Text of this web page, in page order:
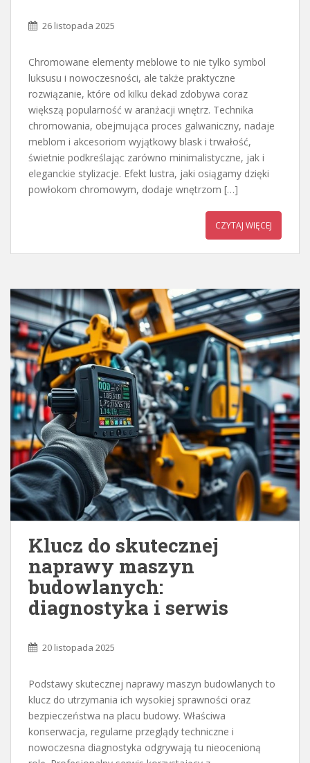
26 listopada 2025
Chromowane elementy meblowe to nie tylko symbol
luksusu i nowoczesności, ale także praktyczne
rozwiązanie, które od kilku dekad zdobywa coraz
większą popularność w aranżacji wnętrz. Technika
chromowania, obejmująca proces galwaniczny, nadaje
meblom i akcesoriom wyjątkowy blask i trwałość,
świetnie podkreślając zarówno minimalistyczne, jak i
eleganckie stylizacje. Efekt lustra, jaki osiągamy dzięki
powłokom chromowym, dodaje wnętrzom […]
CZYTAJ WIĘCEJ
Klucz do skutecznej
naprawy maszyn
budowlanych:
diagnostyka i serwis
20 listopada 2025
Podstawy skutecznej naprawy maszyn budowlanych to
klucz do utrzymania ich wysokiej sprawności oraz
bezpieczeństwa na placu budowy. Właściwa
konserwacja, regularne przeglądy techniczne i
nowoczesna diagnostyka odgrywają tu nieocenioną